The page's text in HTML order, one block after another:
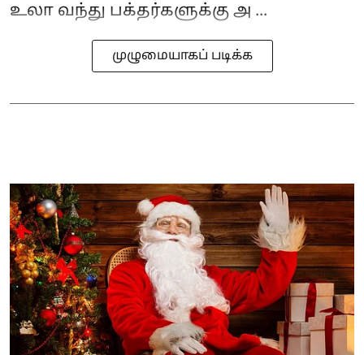
உலா வந்து பக்தர்களுக்கு அ ...
முழுமையாகப் படிக்க